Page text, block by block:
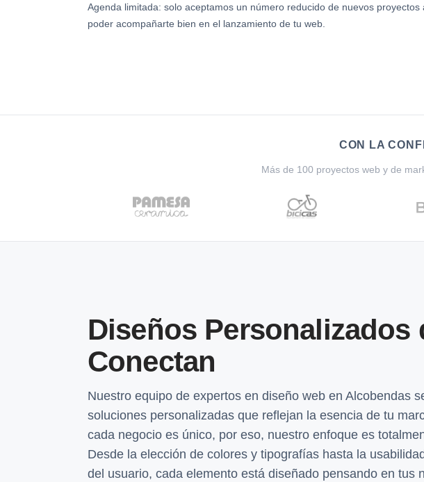
Agenda limitada: solo aceptamos un número reducido de nuevos proyectos
poder acompañarte bien en el lanzamiento de tu web.
CON LA
Más de 100 proyectos web y de
Diseños Personalizados
Conectan
Nuestro equipo de expertos en diseño web en Alcobendas
soluciones personalizadas que reflejan la esencia de tu
cada negocio es único, por eso, nuestro enfoque es
Desde la elección de colores y tipografías hasta la
del usuario, cada elemento está diseñado pensando en tus